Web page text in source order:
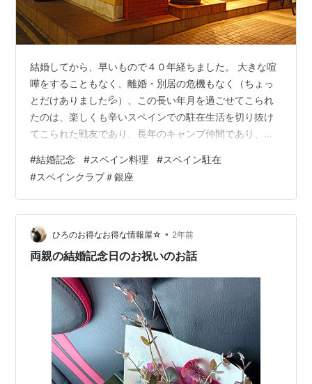
結婚してから、早いもので４０年経ちました。 大きな喧
嘩をすることもなく、離婚・別居の危機もなく（ちょっ
とだけありました💦）、この長い年月を過ごせてこられ
たのは、楽しくも辛いスペインでの駐在生活を切り抜け
てこられた戦友であり、長年のキャンプ仲間であり、友
と聞かれても、これといった秘訣らしいものはありませ
ん。 趣味も異なるし、わたしはほとんど下戸で甘党です
が、カミさんはビール＆辛党です。 「お互いの欠点を補
い合っている」というのはあるかもしれません。 わたし
は方向音痴ですが、カミさんの方向感覚は一級品です
（我が家のカー（ちゃん）ナビです）。海外旅…
#結婚記念 #スペイン料理 #スペイン駐在
#スペインクラブ＃銀座
ひろのお得なお得な情報屋☆ • 2年前
両親の結婚記念日のお祝いのお話